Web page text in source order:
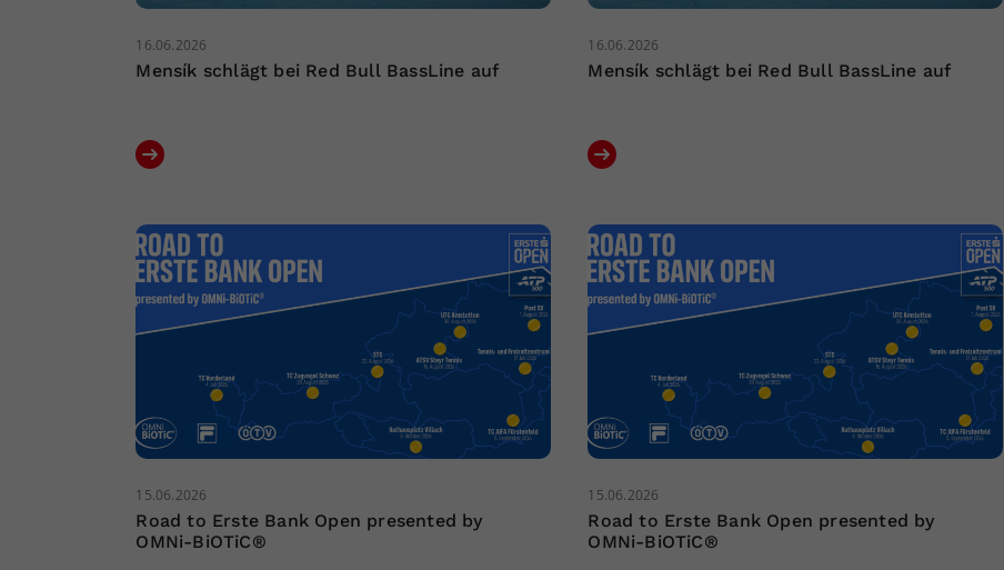
16.06.2026
Mensík schlägt bei Red Bull BassLine auf
16.06.2026
Mensík schlägt bei Red Bull BassLine auf
15.06.2026
Road to Erste Bank Open presented by
OMNi-BiOTiC®
15.06.2026
Road to Erste Bank Open presented by
OMNi-BiOTiC®